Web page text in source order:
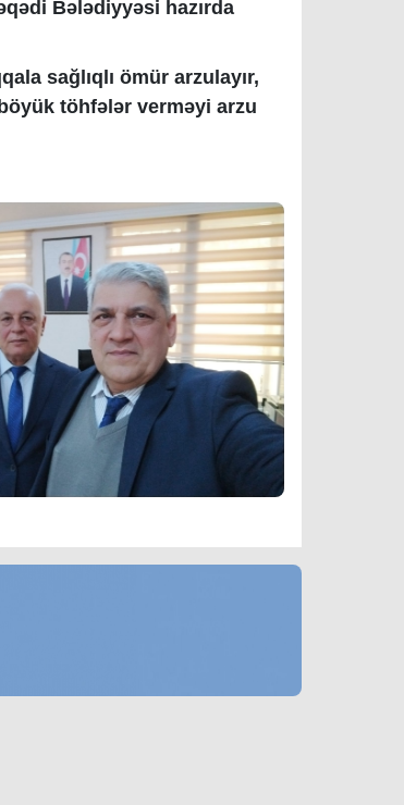
Bələdiyyəsi hazırda
sağlıqlı ömür arzulayır,
töhfələr verməyi arzu